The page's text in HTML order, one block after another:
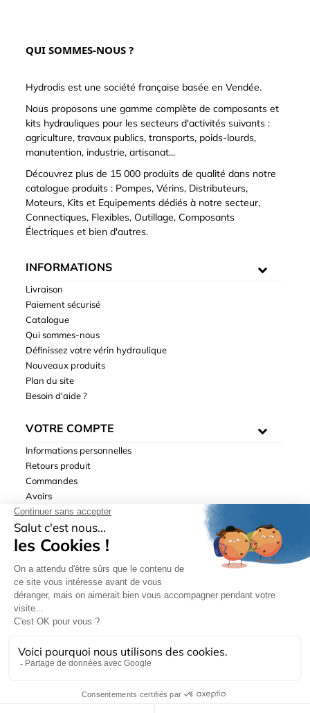
QUI SOMMES-NOUS ?
Hydrodis est une société française basée en Vendée.
Nous proposons une gamme complète de composants et
kits hydrauliques pour les secteurs d'activités suivants :
agriculture, travaux publics, transports, poids-lourds,
manutention, industrie, artisanat...
Découvrez plus de 15 000 produits de qualité dans notre
catalogue produits : Pompes, Vérins, Distributeurs,
Moteurs, Kits et Equipements dédiés à notre secteur,
Connectiques, Flexibles, Outillage, Composants
Électriques et bien d'autres.
INFORMATIONS
Livraison
Paiement sécurisé
Catalogue
Qui sommes-nous
Définissez votre vérin hydraulique
Nouveaux produits
Plan du site
Besoin d'aide ?
VOTRE COMPTE
Informations personnelles
Retours produit
Commandes
Avoirs
Adresses
Bons de réduction
de ventes| © Hydrodis 2003-2026. Tous droits réservés